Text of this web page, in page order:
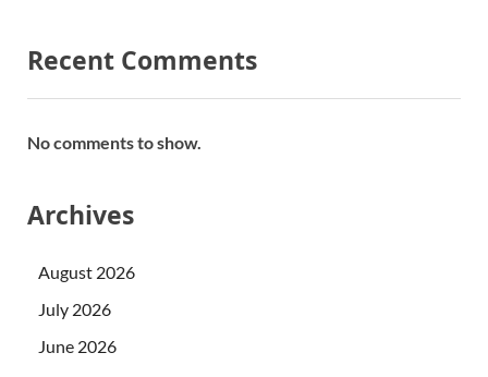
Recent Comments
No comments to show.
Archives
August 2026
July 2026
June 2026